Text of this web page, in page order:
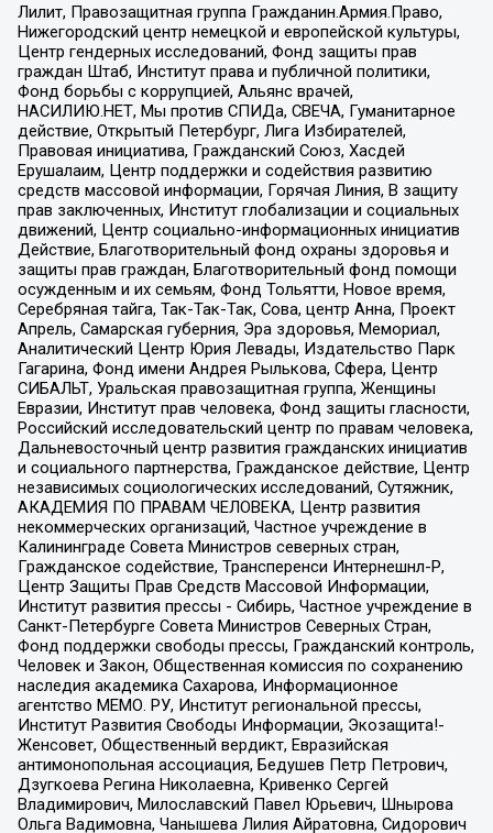
Лилит, Правозащитная группа Гражданин.Армия.Право,
Нижегородский центр немецкой и европейской культуры,
Центр гендерных исследований, Фонд защиты прав
граждан Штаб, Институт права и публичной политики,
Фонд борьбы с коррупцией, Альянс врачей,
НАСИЛИЮ.НЕТ, Мы против СПИДа, СВЕЧА, Гуманитарное
действие, Открытый Петербург, Лига Избирателей,
Правовая инициатива, Гражданский Союз, Хасдей
Ерушалаим, Центр поддержки и содействия развитию
средств массовой информации, Горячая Линия, В защиту
прав заключенных, Институт глобализации и социальных
движений, Центр социально-информационных инициатив
Действие, Благотворительный фонд охраны здоровья и
защиты прав граждан, Благотворительный фонд помощи
осужденным и их семьям, Фонд Тольятти, Новое время,
Серебряная тайга, Так-Так-Так, Сова, центр Анна, Проект
Апрель, Самарская губерния, Эра здоровья, Мемориал,
Аналитический Центр Юрия Левады, Издательство Парк
Гагарина, Фонд имени Андрея Рылькова, Сфера, Центр
СИБАЛЬТ, Уральская правозащитная группа, Женщины
Евразии, Институт прав человека, Фонд защиты гласности,
Российский исследовательский центр по правам человека,
Дальневосточный центр развития гражданских инициатив
и социального партнерства, Гражданское действие, Центр
независимых социологических исследований, Сутяжник,
АКАДЕМИЯ ПО ПРАВАМ ЧЕЛОВЕКА, Центр развития
некоммерческих организаций, Частное учреждение в
Калининграде Совета Министров северных стран,
Гражданское содействие, Трансперенси Интернешнл-Р,
Центр Защиты Прав Средств Массовой Информации,
Институт развития прессы - Сибирь, Частное учреждение в
Санкт-Петербурге Совета Министров Северных Стран,
Фонд поддержки свободы прессы, Гражданский контроль,
Человек и Закон, Общественная комиссия по сохранению
наследия академика Сахарова, Информационное
агентство МЕМО. РУ, Институт региональной прессы,
Институт Развития Свободы Информации, Экозащита!-
Женсовет, Общественный вердикт, Евразийская
антимонопольная ассоциация, Бедушев Петр Петрович,
Дзугкоева Регина Николаевна, Кривенко Сергей
Владимирович, Милославский Павел Юрьевич, Шнырова
Ольга Вадимовна, Чанышева Лилия Айратовна, Сидорович